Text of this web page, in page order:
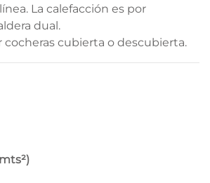
La calefacción es por
dual.
cocheras cubierta o descubierta.